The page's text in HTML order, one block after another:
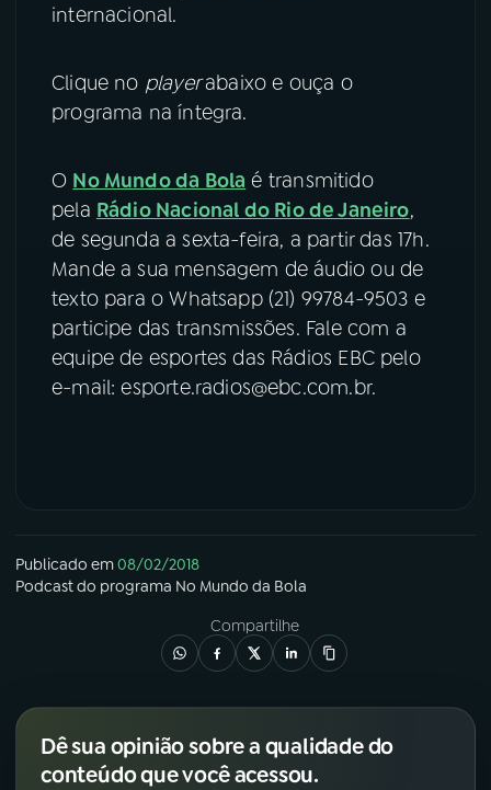
TikTok
internacional.
Clique no player abaixo e ouça o
programa na íntegra.
O No Mundo da Bola é transmitido
pela Rádio Nacional do Rio de Janeiro,
de segunda a sexta-feira, a partir das 17h.
Mande a sua mensagem de áudio ou de
texto para o Whatsapp (21) 99784-9503 e
participe das transmissões. Fale com a
equipe de esportes das Rádios EBC pelo
e-mail: esporte.radios@ebc.com.br.
Publicado em08/02/2018
Podcastdo programa No Mundo da Bola
Compartilhe
Dê sua opinião sobre a qualidade do
conteúdo que você acessou.